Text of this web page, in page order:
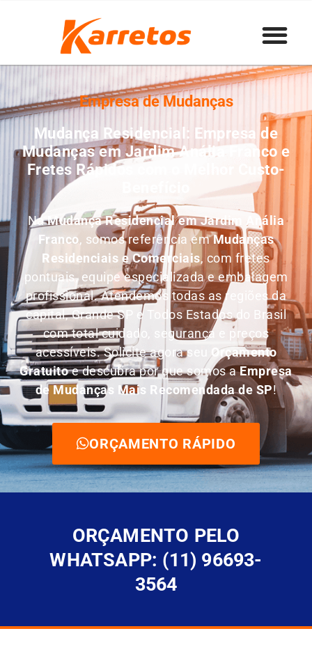
Empresa de Mudanças
Mudança Residencial: Empresa de
Mudanças em Jardim Anália Franco e
Fretes Rápidos com o Melhor Custo-
NaMudança Residencial em Jardim Anália
Franco, somos referência emMudanças
Residenciais e Comerciais, com fretes
pontuais, equipe especializada e embalagem
profissional. Atendemos todas as regiões da
capital, Grande SP e Todos Estados do Brasil
com total cuidado, segurança e preços
acessíveis. Solicite agora seu
O rçamento
Gratuitoe descubra por que somos aEmpresa
de Mudanças Mais Recomendada de SP!
ORÇAMENTO RÁPIDO
ORÇAMENTO PELO
WHATSAPP: (11) 96693-
3564